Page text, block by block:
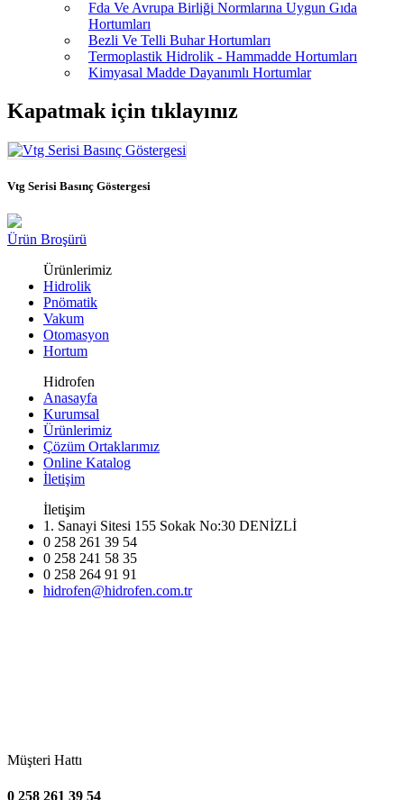
Fda Ve Avrupa Birliği Normlarına Uygun Gıda
Hortumları
Bezli Ve Telli Buhar Hortumları
Termoplastik Hidrolik - Hammadde Hortumları
Kimyasal Madde Dayanımlı Hortumlar
Kapatmak için tıklayınız
Vtg Serisi Basınç Göstergesi
Ürün Broşürü
Ürünlerimiz
Hidrolik
Pnömatik
Vakum
Otomasyon
Hortum
Hidrofen
Anasayfa
Kurumsal
Ürünlerimiz
Çözüm Ortaklarımız
Online Katalog
İletişim
İletişim
1. Sanayi Sitesi 155 Sokak No:30 DENİZLİ
0 258 261 39 54
0 258 241 58 35
0 258 264 91 91
hidrofen@hidrofen.com.tr
Müşteri Hattı
0 258 261 39 54